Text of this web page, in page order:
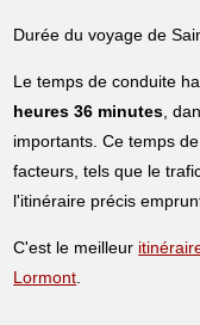
Durée du voyage de
Le temps de conduite
heures 36 minutes,
importants. Ce temps
facteurs, tels que le
l'itinéraire précis
C'est le meilleur
Lormont.